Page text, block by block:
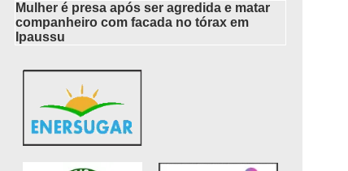
Mulher é presa após ser agredida e matar
companheiro com facada no tórax em
Ipaussu